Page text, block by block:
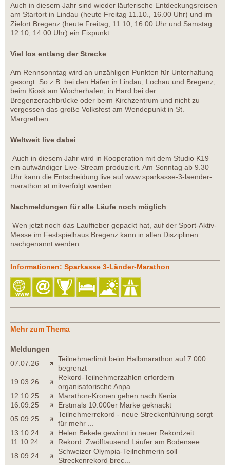
Auch in diesem Jahr sind wieder läuferische Entdeckungsreisen
am Startort in Lindau (heute Freitag 11.10., 16.00 Uhr) und im
Zielort Bregenz (heute Freitag, 11.10, 16.00 Uhr und Samstag
12.10, 14.00 Uhr) ein Fixpunkt.
Viel los entlang der Strecke
Am Rennsonntag wird an unzähligen Punkten für Unterhaltung
gesorgt. So z.B. bei den Häfen in Lindau, Lochau und Bregenz,
beim Kiosk am Wocherhafen, in Hard bei der
Bregenzerachbrücke oder beim Kirchzentrum und nicht zu
vergessen das große Volksfest am Wendepunkt in St.
Margrethen.
Weltweit live dabei
Auch in diesem Jahr wird in Kooperation mit dem Studio K19
ein aufwändiger Live-Stream produziert. Am Sonntag ab 9.30
Uhr kann die Entscheidung live auf www.sparkasse-3-laender-
marathon.at mitverfolgt werden.
Nachmeldungen für alle Läufe noch möglich
Wen jetzt noch das Lauffieber gepackt hat, auf der Sport-Aktiv-
Messe im Festspielhaus Bregenz kann in allen Disziplinen
nachgenannt werden.
Informationen: Sparkasse 3-Länder-Marathon
Mehr zum Thema
Meldungen
07.07.26
Teilnehmerlimit beim Halbmarathon auf 7.000
begrenzt
19.03.26
Rekord-Teilnehmerzahlen erfordern
organisatorische Anpa...
12.10.25
Marathon-Kronen gehen nach Kenia
16.09.25
Erstmals 10.000er Marke geknackt
05.09.25
Teilnehmerrekord - neue Streckenführung sorgt
für mehr ...
13.10.24
Helen Bekele gewinnt in neuer Rekordzeit
11.10.24
Rekord: Zwölftausend Läufer am Bodensee
18.09.24
Schweizer Olympia-Teilnehmerin soll
Streckenrekord brec...